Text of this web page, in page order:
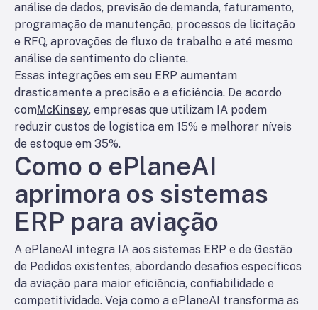
análise de dados, previsão de demanda, faturamento,
programação de manutenção, processos de licitação
e RFQ, aprovações de fluxo de trabalho e até mesmo
análise de sentimento do cliente.
Essas integrações em seu ERP aumentam
drasticamente a precisão e a eficiência. De acordo
comMcKinsey, empresas que utilizam IA podem
reduzir custos de logística em 15% e melhorar níveis
de estoque em 35%.
Como o ePlaneAI
aprimora os sistemas
ERP para aviação
A ePlaneAI integra IA aos sistemas ERP e de Gestão
de Pedidos existentes, abordando desafios específicos
da aviação para maior eficiência, confiabilidade e
competitividade. Veja como a ePlaneAI transforma as